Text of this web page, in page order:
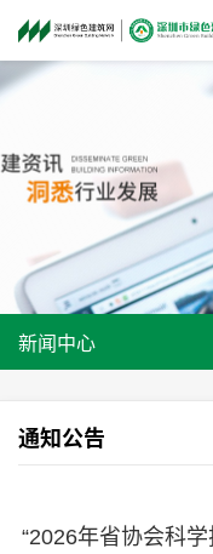
新闻中心
通知公告
“2026年省协会科